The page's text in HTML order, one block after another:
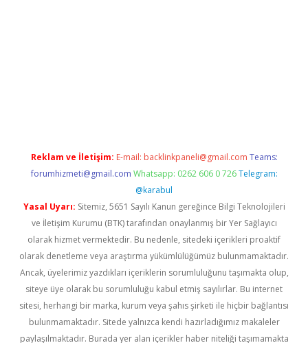
Reklam ve İletişim: E-mail: backlinkpaneli@gmail.com Teams:
forumhizmeti@gmail.com Whatsapp: 0262 606 0 726 Telegram:
@karabul
Yasal Uyarı: Sitemiz, 5651 Sayılı Kanun gereğince Bilgi Teknolojileri
ve İletişim Kurumu (BTK) tarafından onaylanmış bir Yer Sağlayıcı
olarak hizmet vermektedir. Bu nedenle, sitedeki içerikleri proaktif
olarak denetleme veya araştırma yükümlülüğümüz bulunmamaktadır.
Ancak, üyelerimiz yazdıkları içeriklerin sorumluluğunu taşımakta olup,
siteye üye olarak bu sorumluluğu kabul etmiş sayılırlar. Bu internet
sitesi, herhangi bir marka, kurum veya şahıs şirketi ile hiçbir bağlantısı
bulunmamaktadır. Sitede yalnızca kendi hazırladığımız makaleler
paylaşılmaktadır. Burada yer alan içerikler haber niteliği taşımamakta